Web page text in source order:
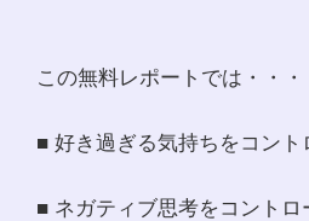
この無料レポートでは・・・
■ 好き過ぎる気持ちをコン
■ ネガティブ思考をコントロ